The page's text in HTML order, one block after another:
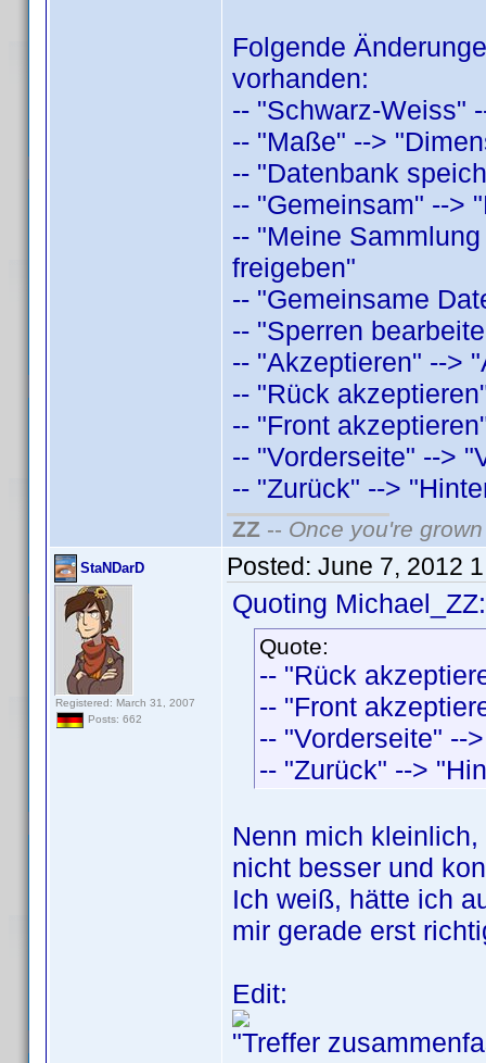
Folgende
vorhanden:
-- "Schwarz-Weiss"
-- "Maße" -->
-- "Datenbank
-- "Gemeinsam" -->
-- "Meine
freigeben"
-- "Gemeinsame
-- "Sperren
-- "Akzeptieren" -->
-- "Rück
-- "Front
-- "Vorderseite" -->
-- "Zurück" -->
ZZ -- Once you're
StaNDarD
Registered: March 31, 2007
Posts: 662
Posted: June 7, 2012
Quoting Michael_ZZ:
Quote:
-- "Rück
-- "Front
-- "Vorderseite" --
-- "Zurück" -->
Nenn mich
nicht besser und
Ich weiß, hätte ich
mir gerade erst
Edit:
"Treffer